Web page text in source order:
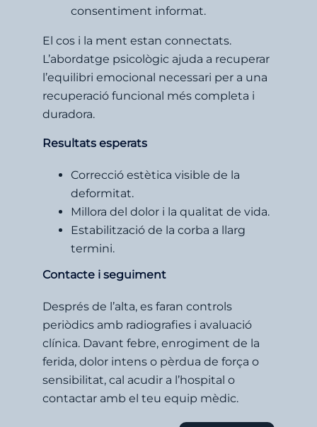
consentiment informat.
El cos i la ment estan connectats.
L’abordatge psicològic ajuda a recuperar
l’equilibri emocional necessari per a una
recuperació funcional més completa i
duradora.
Resultats esperats
Correcció estètica visible de la
deformitat.
Millora del dolor i la qualitat de vida.
Estabilització de la corba a llarg
termini.
Contacte i seguiment
Després de l’alta, es faran controls
periòdics amb radiografies i avaluació
clínica. Davant febre, enrogiment de la
ferida, dolor intens o pèrdua de força o
sensibilitat, cal acudir a l’hospital o
contactar amb el teu equip mèdic.